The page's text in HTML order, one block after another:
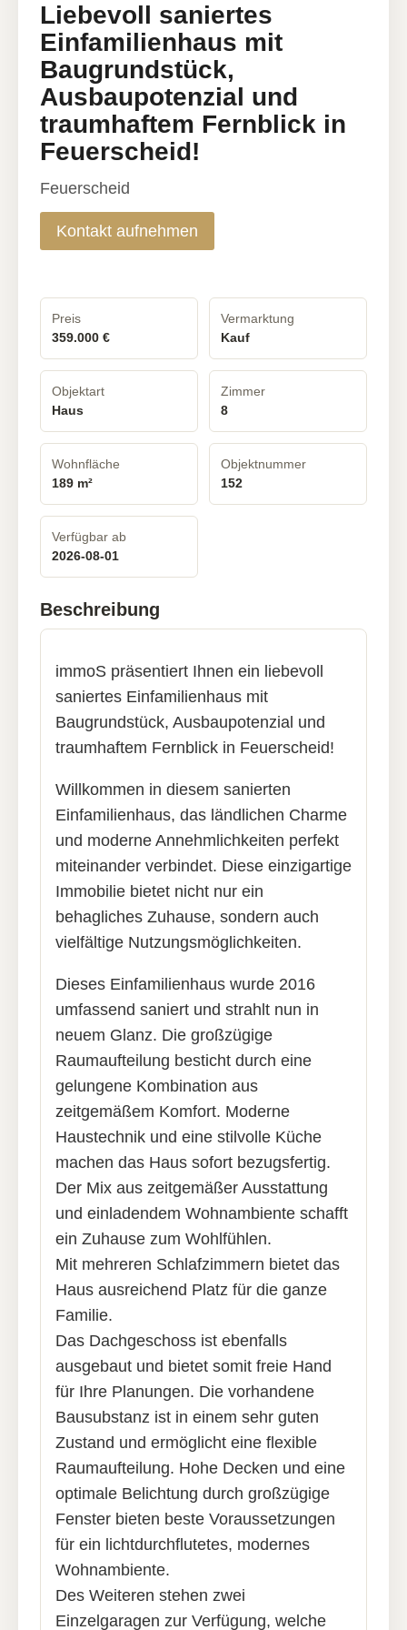
Liebevoll saniertes
Einfamilienhaus mit
Baugrundstück,
Ausbaupotenzial und
traumhaftem Fernblick in
Feuerscheid!
Feuerscheid
Kontakt aufnehmen
Preis
359.000 €
Vermarktung
Kauf
Objektart
Haus
Zimmer
8
Wohnfläche
189 m²
Objektnummer
152
Verfügbar ab
2026-08-01
Beschreibung
immoS präsentiert Ihnen ein liebevoll
saniertes Einfamilienhaus mit
Baugrundstück, Ausbaupotenzial und
traumhaftem Fernblick in Feuerscheid!
Willkommen in diesem sanierten
Einfamilienhaus, das ländlichen Charme
und moderne Annehmlichkeiten perfekt
miteinander verbindet. Diese einzigartige
Immobilie bietet nicht nur ein
behagliches Zuhause, sondern auch
vielfältige Nutzungsmöglichkeiten.
Dieses Einfamilienhaus wurde 2016
umfassend saniert und strahlt nun in
neuem Glanz. Die großzügige
Raumaufteilung besticht durch eine
gelungene Kombination aus
zeitgemäßem Komfort. Moderne
Haustechnik und eine stilvolle Küche
machen das Haus sofort bezugsfertig.
Der Mix aus zeitgemäßer Ausstattung
und einladendem Wohnambiente schafft
ein Zuhause zum Wohlfühlen.
Mit mehreren Schlafzimmern bietet das
Haus ausreichend Platz für die ganze
Familie.
Das Dachgeschoss ist ebenfalls
ausgebaut und bietet somit freie Hand
für Ihre Planungen. Die vorhandene
Bausubstanz ist in einem sehr guten
Zustand und ermöglicht eine flexible
Raumaufteilung. Hohe Decken und eine
optimale Belichtung durch großzügige
Fenster bieten beste Voraussetzungen
für ein lichtdurchflutetes, modernes
Wohnambiente.
Des Weiteren stehen zwei
Einzelgaragen zur Verfügung, welche